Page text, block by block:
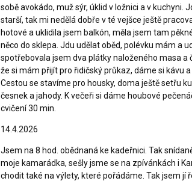
sobě avokádo, muž sýr, úklid v ložnici a v kuchyni.
starší, tak mi nedělá dobře v té vejšce ještě
hotové a uklidila jsem balkón, měla jsem tam
něco do sklepa. Jdu udělat oběd, polévku mám a
spotřebovala jsem dva plátky naloženého masa a
že si mám přijít pro řidičský průkaz, dáme si kávu
Cestou se stavíme pro housky, doma ještě setřu
česnek a jahody. K večeři si dáme houbové
cvičení 30 min.
14.4.2026
Jsem na 8 hod. obědnaná ke kadeřnici. Tak
moje kamarádka, sešly jsme se na zpívánkách i
chodit také na výlety, které pořádáme. Tak jsem jí